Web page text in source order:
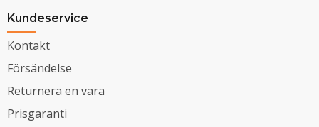
Kundeservice
Kontakt
Försändelse
Returnera en vara
Prisgaranti